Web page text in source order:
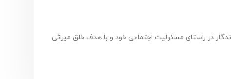
در راستای مسئولیت اجتماعی خود و با هدف خلق میراثی